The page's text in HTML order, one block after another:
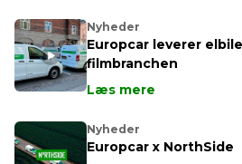
Nyheder
Europcar leverer
filmbranchen
Læs mere
Nyheder
Europcar x NorthSide